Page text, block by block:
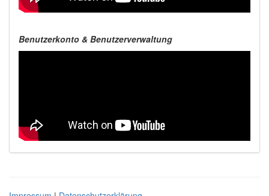
Benutzerkonto & Benutzerverwaltung